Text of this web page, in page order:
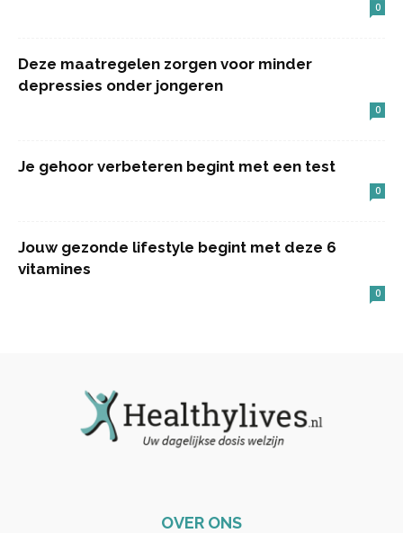
0
Deze maatregelen zorgen voor minder
depressies onder jongeren
0
Je gehoor verbeteren begint met een test
0
Jouw gezonde lifestyle begint met deze 6
vitamines
0
OVER ONS